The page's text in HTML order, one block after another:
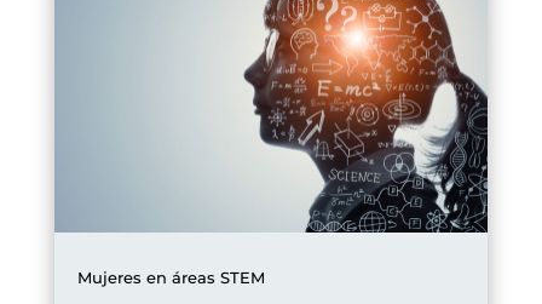
Mujeres en áreas STEM